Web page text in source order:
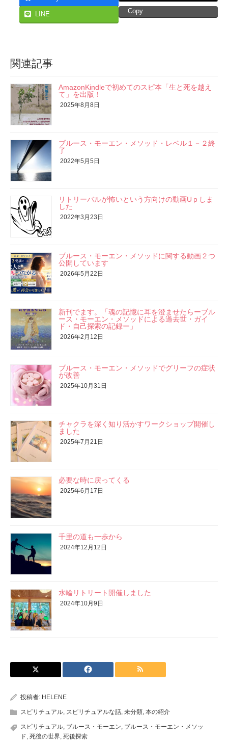
LINE Copy
関連記事
AmazonKindleで初めてのスピ本「生と死を越え
て」を出版！
2025年8月8日
ブルース・モーエン・メソッド・レベル１－２終
了
2022年5月5日
リトリーバルが怖いという方向けの動画Uｐしま
した
2022年3月23日
ブルース・モーエン・メソッドに関する動画２つ
公開しています
2026年5月22日
新刊でます。「魂の記憶に耳を澄ませたらーブル
ース・モーエン・メソッドによる過去世・ガイ
ド・自己探索の記録ー」
2026年2月12日
ブルース・モーエン・メソッドでグリーフの症状
が改善
2025年10月31日
チャクラを深く知り活かすワークショップ開催し
ました
2025年7月21日
必要な時に戻ってくる
2025年6月17日
千里の道も一歩から
2024年12月12日
水輪リトリート開催しました
2024年10月9日
投稿者: HELENE
スピリチュアル, スピリチュアルな話, 未分類, 本の紹介
スピリチュアル, ブルース・モーエン, ブルース・モーエン・メソッ
ド, 死後の世界, 死後探索